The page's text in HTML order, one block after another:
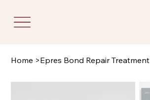
Home >Epres Bond Repair Treatment